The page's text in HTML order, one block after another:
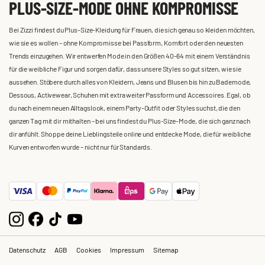
PLUS-SIZE-MODE OHNE KOMPROMISSE
Bei Zizzi findest du Plus-Size-Kleidung für Frauen, die sich genau so kleiden möchten,
wie sie es wollen – ohne Kompromisse bei Passform, Komfort oder den neuesten
Trends einzugehen. Wir entwerfen Mode in den Größen 40-64 mit einem Verständnis
für die weibliche Figur und sorgen dafür, dass unsere Styles so gut sitzen, wie sie
aussehen. Stöbere durch alles von Kleidern, Jeans und Blusen bis hin zu Bademode,
Dessous, Activewear, Schuhen mit extra weiter Passform und Accessoires. Egal, ob
du nach einem neuen Alltagslook, einem Party-Outfit oder Styles suchst, die den
ganzen Tag mit dir mithalten – bei uns findest du Plus-Size-Mode, die sich ganz nach
dir anfühlt. Shoppe deine Lieblingsteile online und entdecke Mode, die für weibliche
Kurven entworfen wurde – nicht nur für Standards.
Datenschutz AGB Cookies Impressum Sitemap